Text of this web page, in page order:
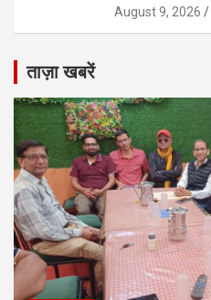
August 9, 2026
ताज़ा खबरें